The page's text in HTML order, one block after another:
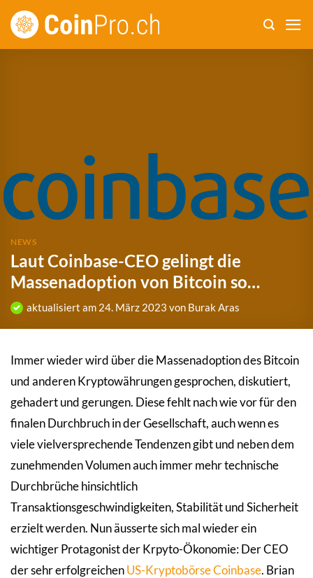
Zum
Inhalt
NEWS
Laut Coinbase-CEO gelingt die
Massenadoption von Bitcoin so…
aktualisiert am 24. März 2023 von Burak Aras
Immer wieder wird über die Massenadoption des Bitcoin
und anderen Kryptowährungen gesprochen, diskutiert,
gehadert und gerungen. Diese fehlt nach wie vor für den
finalen Durchbruch in der Gesellschaft, auch wenn es
viele vielversprechende Tendenzen gibt und neben dem
zunehmenden Volumen auch immer mehr technische
Durchbrüche hinsichtlich
Transaktionsgeschwindigkeiten, Stabilität und Sicherheit
erzielt werden. Nun äusserte sich mal wieder ein
wichtiger Protagonist der Krpyto-Ökonomie: Der CEO
der sehr erfolgreichenUS-Kryptobörse Coinbase. Brian